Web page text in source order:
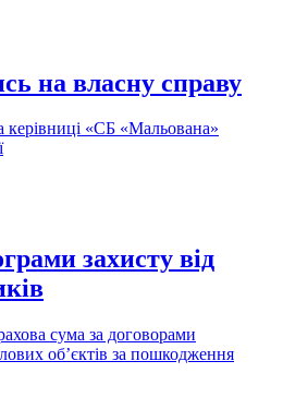
на власну справу
керівниці «СБ «Мальована»
захисту від
сума за договорами
обʼєктів за пошкодження